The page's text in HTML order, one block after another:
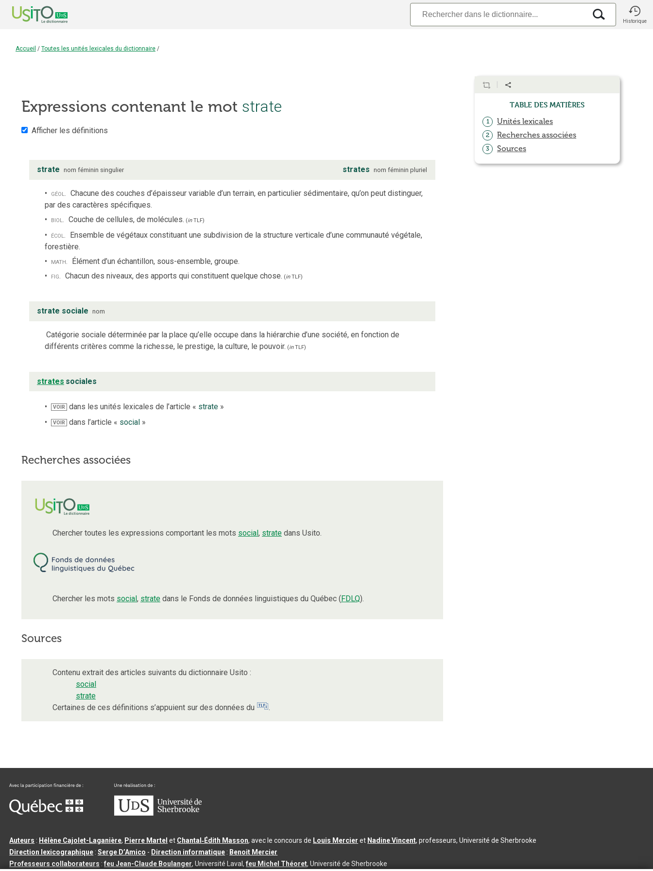
Historique
Accueil / Toutes les unités lexicales du dictionnaire /
Expressions contenant le mot strate
Afficher les définitions
strate nom féminin singulier strates nom féminin pluriel
géol. Chacune des couches d’épaisseur variable d’un terrain, en particulier sédimentaire, qu’on peut distinguer,
par des caractères spécifiques.
biol. Couche de cellules, de molécules. (inTLF)
écol. Ensemble de végétaux constituant une subdivision de la structure verticale d’une communauté végétale,
forestière.
math. Élément d’un échantillon, sous-ensemble, groupe.
fig. Chacun des niveaux, des apports qui constituent quelque chose. (inTLF)
strate sociale nom
Catégorie sociale déterminée par la place qu’elle occupe dans la hiérarchie d’une société, en fonction de
différents critères comme la richesse, le prestige, la culture, le pouvoir. (inTLF)
strates sociales
VOIR dans les unités lexicales de l’article « strate »
VOIR dans l’article « social »
Recherches associées
Chercher toutes les expressions comportant les mots social, strate dans Usito.
Chercher les mots social, strate dans le Fonds de données linguistiques du Québec (FDLQ).
Sources
Contenu extrait des articles suivants du dictionnaire Usito :
social
strate
Certaines de ces définitions s’appuient sur des données du
.
Table des matières
1 Unités lexicales
2 Recherches associées
3 Sources
Auteurs : Hélène Cajolet-Laganière, Pierre Martel et Chantal‑Édith Masson, avec le concours de Louis Mercier et Nadine Vincent, professeurs, Université de Sherbrooke
Direction lexicographique :Serge D’Amico - Direction informatique : Benoit Mercier
Professeurs collaborateurs :feu Jean-Claude Boulanger, Université Laval,feu Michel Théoret, Université de Sherbrooke